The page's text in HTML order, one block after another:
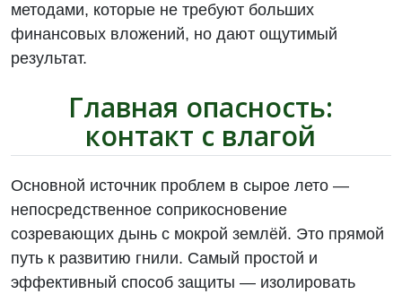
методами, которые не требуют больших
финансовых вложений, но дают ощутимый
результат.
Главная опасность:
контакт с влагой
Основной источник проблем в сырое лето —
непосредственное соприкосновение
созревающих дынь с мокрой землёй. Это прямой
путь к развитию гнили. Самый простой и
эффективный способ защиты — изолировать